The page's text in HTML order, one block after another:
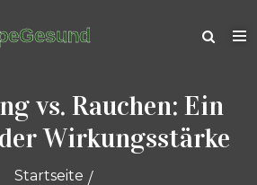
vs. Rauchen: Ein
Wirkungsstärke
Startseite